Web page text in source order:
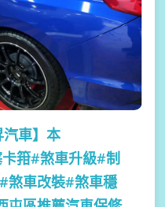
汽車】本
箝#煞車升級#制
煞車改裝#煞車穩